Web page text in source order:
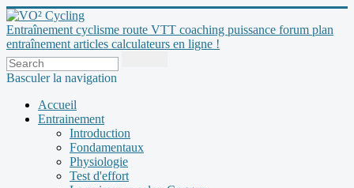
Entraînement cyclisme route VTT coaching puissance forum plan
entraînement articles calculateurs en ligne !
Basculer la navigation
Accueil
Entrainement
Introduction
Fondamentaux
Physiologie
Test d'effort